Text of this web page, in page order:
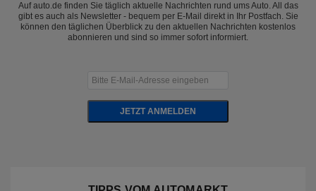
Auf auto.de finden Sie täglich aktuelle Nachrichten rund ums Auto. All das
gibt es auch als Newsletter - bequem per E-Mail direkt in Ihr Postfach. Sie
können den täglichen Überblick zu den aktuellen Nachrichten kostenlos
abonnieren und sind so immer sofort informiert.
JETZT ANMELDEN